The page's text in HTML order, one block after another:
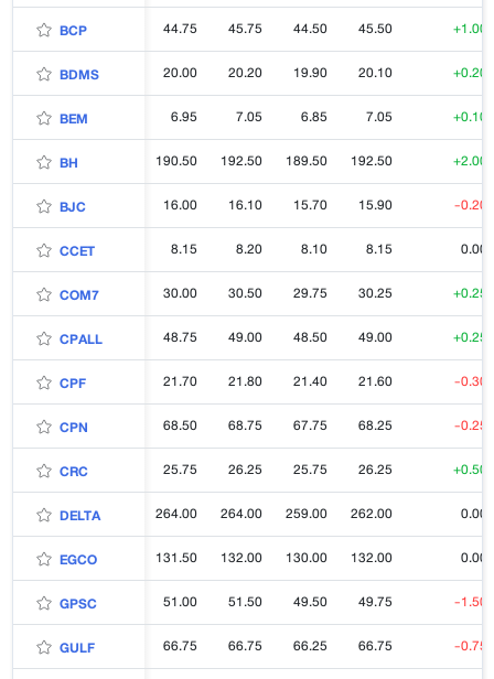
BCP 44.75 45.75 44.50 45.50 +1.00
BDMS 20.00 20.20 19.90 20.10 +0.20
BEM 6.95 7.05 6.85 7.05 +0.10
BH 190.50 192.50 189.50 192.50 +2.00
BJC 16.00 16.10 15.70 15.90 -0.20
CCET 8.15 8.20 8.10 8.15 0.00
COM7 30.00 30.50 29.75 30.25 +0.25
CPALL 48.75 49.00 48.50 49.00 +0.25
CPF 21.70 21.80 21.40 21.60 -0.30
CPN 68.50 68.75 67.75 68.25 -0.25
CRC 25.75 26.25 25.75 26.25 +0.50
DELTA 264.00 264.00 259.00 262.00 0.00
EGCO 131.50 132.00 130.00 132.00 0.00
GPSC 51.00 51.50 49.50 49.75 -1.50
GULF 66.75 66.75 66.25 66.75 -0.75